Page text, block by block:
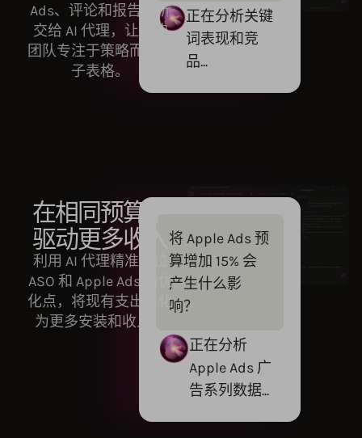
Ads、评论和报告分析
交给 AI 代理，让您的
团队专注于策略而非电
子表格。
正在分析关键
词表现和竞
品...
将 Apple Ads 预
算增加 15% 会
产生什么影
响？
正在分析
Apple Ads 广
告系列数据...
在相同预算下
驱动更多收入
利用 AI 代理精准定位
ASO 和 Apple Ads 的优
化点，将现有支出转化
为更多安装和收入。